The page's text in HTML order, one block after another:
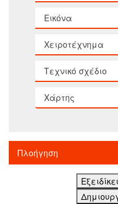
Εικόνα
Χειροτέχνημα
Τεχνικό σχέδιο
Χάρτης
Πλοήγηση